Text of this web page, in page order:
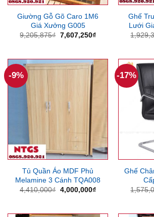
Giường Gỗ Gõ Caro 1M6
Giá Xưởng G005
9,205,875₫ Giá
7,607,250₫Giá
7,607,250₫.
Ghế
Lưới
-9%
Tủ Quần Áo MDF Phủ
Melamine 3 Cánh TQA008
4,410,000₫ Giá
4,000,000₫Giá
-17%
Ghế